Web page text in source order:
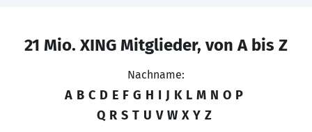
21 Mio. XING Mitglieder, von A bis Z
Nachname:
A B C D E F G H I J K L M N O P
Q R S T U V W X Y Z